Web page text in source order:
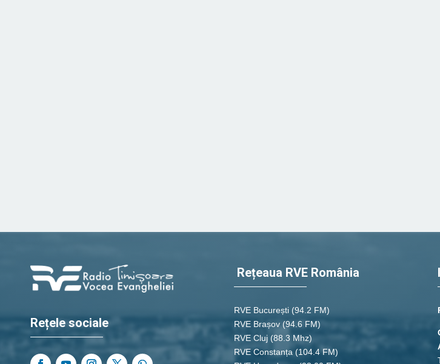
Rețele sociale
Rețeaua RVE România
RVE București (94.2 FM)
RVE Brașov (94.6 FM)
RVE Cluj (88.3 Mhz)
RVE Constanța (104.4 FM)